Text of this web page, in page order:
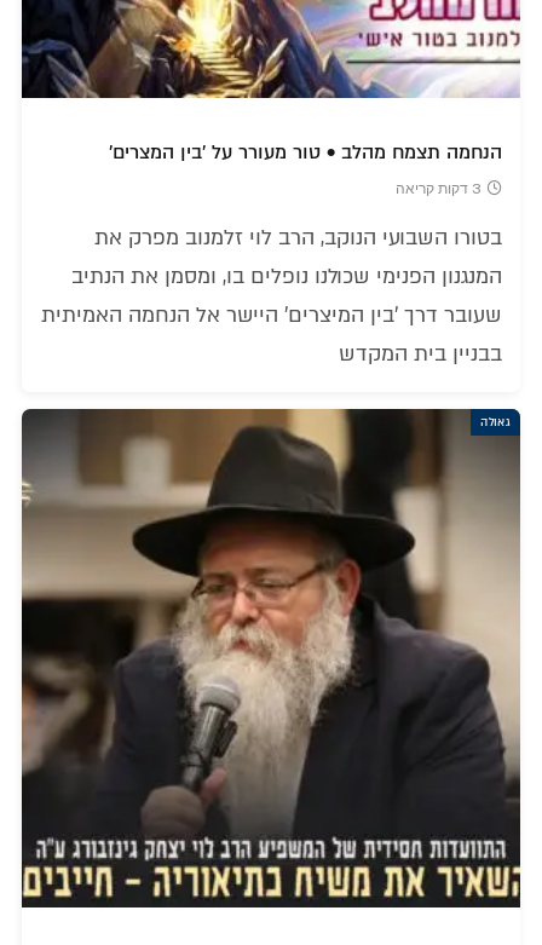
הנחמה תצמח מהלב • טור מעורר על 'בין המצרים'
3 דקות קריאה
בטורו השבועי הנוקב, הרב לוי זלמנוב מפרק את
המנגנון הפנימי שכולנו נופלים בו, ומסמן את הנתיב
שעובר דרך 'בין המיצרים' היישר אל הנחמה האמיתית
בבניין בית המקדש
גאולה